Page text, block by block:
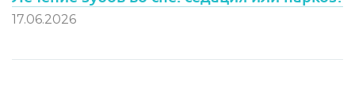
17.06.2026